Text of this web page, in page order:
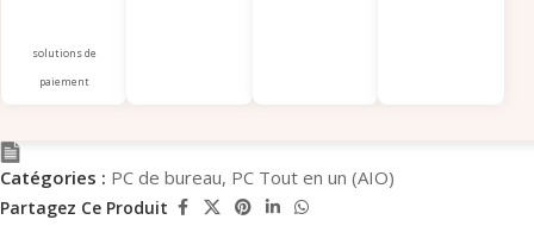
solutions de
paiement
Catégories : PC de bureau, PC Tout en un (AIO)
Partagez Ce Produit